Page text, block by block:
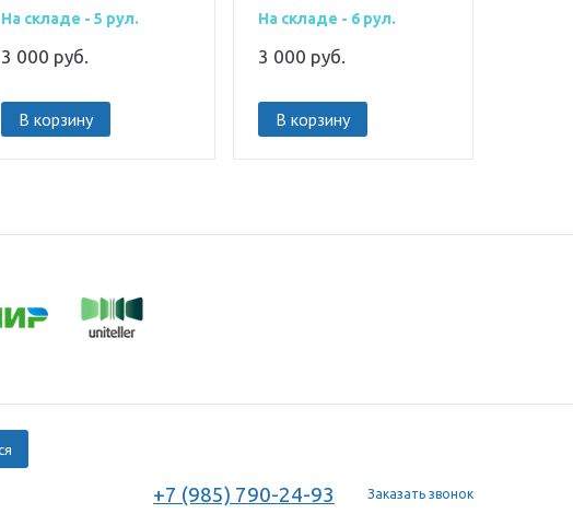
блеском
На складе - 5 рул.
3 000 руб.
В корзину
На складе - 6 рул.
3 000 руб.
В корзину
+7 (985) 790-24-93 Заказать звонок